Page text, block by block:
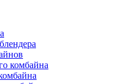
комбайна